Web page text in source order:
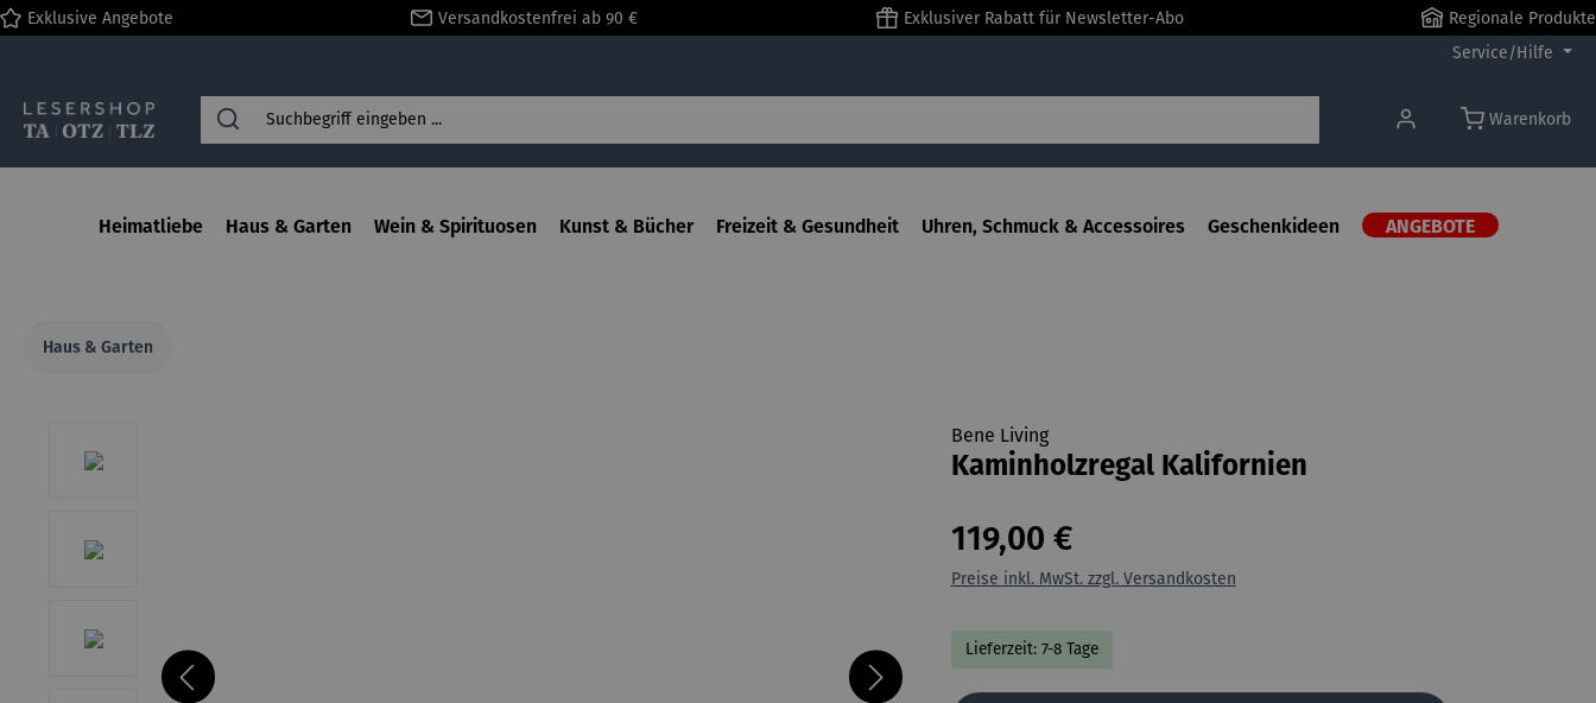
Zur Hauptnavigation springen
Exklusive Angebote Versandkostenfrei ab 90 € Exklusiver Rabatt für Newsletter-Abo
Regionale Produkte
Service/Hilfe
Warenkorb
Heimatliebe Haus & Garten Wein & Spirituosen Kunst & Bücher Freizeit & Gesundheit Uhren, Schmuck & Accessoires Geschenkideen ANGEBOTE
Haus & Garten
Bene Living
Kaminholzregal Kalifornien
119,00 €
Preise inkl. MwSt. zzgl. Versandkosten
Lieferzeit: 7-8 Tage